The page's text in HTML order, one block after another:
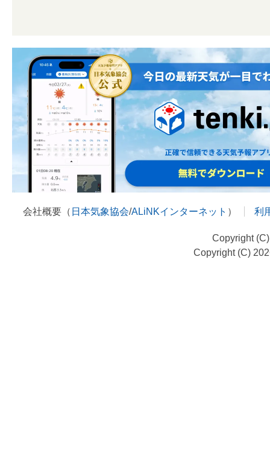
会社概要（ 日本気象協会/ALiNKインターネット ） 利
Copyright
Copyright (C)